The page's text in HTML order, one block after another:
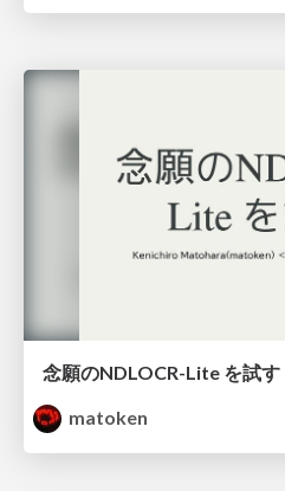
念願のNDLOCR-Lite を試す
matoken